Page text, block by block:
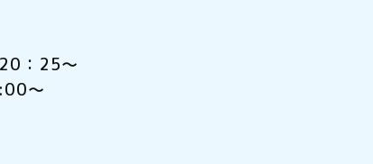
：25～
～